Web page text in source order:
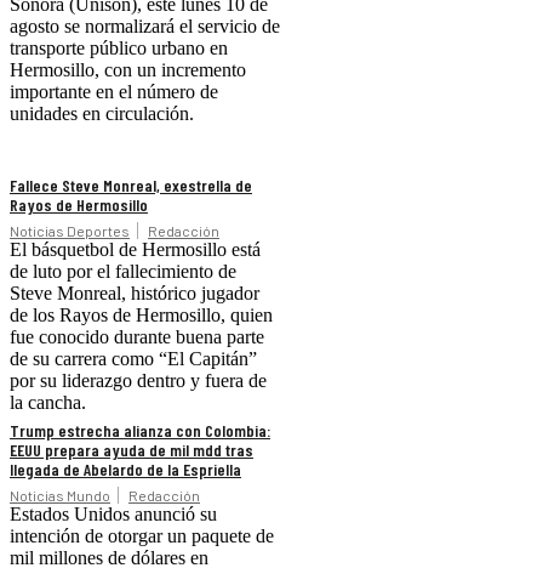
agosto se normalizará el servicio de
transporte público urbano en
Hermosillo, con un incremento
importante en el número de
unidades en circulación.
Fallece Steve Monreal, exestrella de
Rayos de Hermosillo
Noticias Deportes Redacción
El básquetbol de Hermosillo está
de luto por el fallecimiento de
Steve Monreal, histórico jugador
de los Rayos de Hermosillo, quien
fue conocido durante buena parte
de su carrera como “El Capitán”
por su liderazgo dentro y fuera de
la cancha.
Trump estrecha alianza con Colombia:
EEUU prepara ayuda de mil mdd tras
llegada de Abelardo de la Espriella
Noticias Mundo Redacción
Estados Unidos anunció su
intención de otorgar un paquete de
mil millones de dólares en